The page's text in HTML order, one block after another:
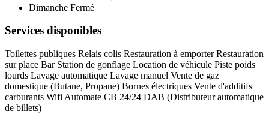
Dimanche Fermé
Services disponibles
Toilettes publiques Relais colis Restauration à emporterRestauration
sur place Bar Station de gonflage Location de véhicule Piste poids
lourds Lavage automatique Lavage manuel Vente de gaz
domestique (Butane, Propane) Bornes électriques Vente d'additifs
carburants Wifi Automate CB 24/24 DAB (Distributeur automatique
de billets)